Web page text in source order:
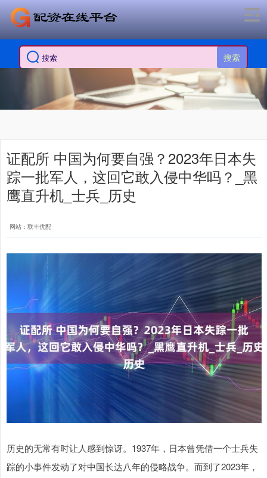
搜索
证配所 中国为何要自强？2023年日本失
踪一批军人，这回它敢入侵中华吗？_黑
鹰直升机_士兵_历史
网站：联丰优配
历史的无常有时让人感到惊讶。1937年，日本曾凭借一个士兵失
踪的小事件发动了对中国长达八年的侵略战争。而到了2023年，